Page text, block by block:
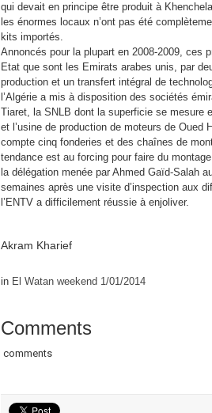
qui devait en principe être produit à
les énormes locaux n’ont pas été
kits importés.
Annoncés pour la plupart en 2008-2009, ces
Etat que sont les Emirats arabes unis, par
production et un transfert intégral de
l’Algérie a mis à disposition des sociétés
Tiaret, la SNLB dont la superficie se mesure
et l’usine de production de moteurs de Oued
compte cinq fonderies et des chaînes de
tendance est au forcing pour faire du
la délégation menée par Ahmed Gaïd-Salah
semaines après une visite d’inspection aux
l’ENTV a difficilement réussie à enjoliver.
Akram Kharief
in El Watan weekend 1/01/2014
Comments
comments